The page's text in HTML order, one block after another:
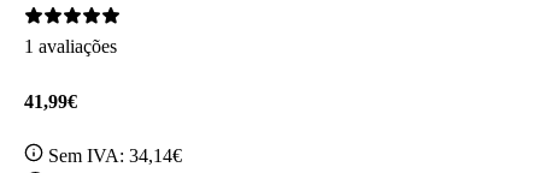
1 avaliações
41,99€
Sem IVA: 34,14€